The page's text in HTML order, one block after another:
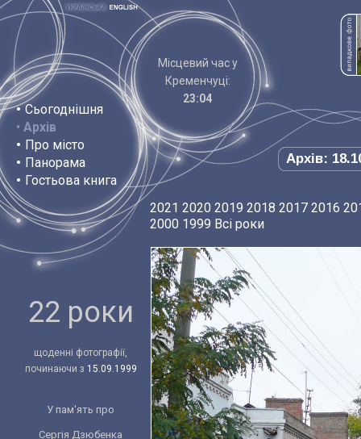
• Сьогоднішня
• Архів
• Про місто
• Панорама
• Гостьова книга
Місцевий час у
Кременчуці:
23:04
Архів:
22 роки
щоденні фотографії,
починаючи з 15.09.1999
У пам'ять про
Сергія Дзюбенка
2021 2020 2019 2018 2017 2016
2000 1999 Всі роки